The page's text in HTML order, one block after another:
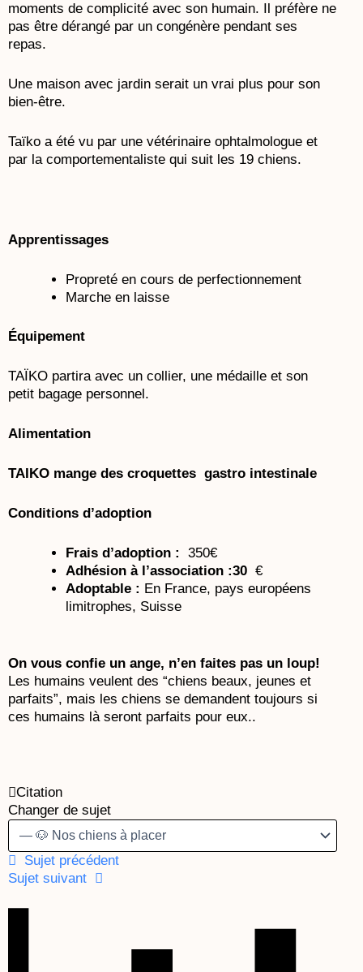
moments de complicité avec son humain. Il préfère ne
pas être dérangé par un congénère pendant ses
repas.
Une maison avec jardin serait un vrai plus pour son
bien-être.
Taïko a été vu par une vétérinaire ophtalmologue et
par la comportementaliste qui suit les 19 chiens.
Apprentissages
Propreté en cours de perfectionnement
Marche en laisse
Équipement
TAÏKO partira avec un collier, une médaille et son
petit bagage personnel.
Alimentation
TAIKO mange des croquettes gastro intestinale
Conditions d’adoption
Frais d’adoption :
350€
Adhésion à l’association :30 €
Adoptable : En France, pays européens
limitrophes, Suisse
On vous confie un ange, n’en faites pas un loup!
Les humains veulent des “chiens beaux, jeunes et
parfaits”, mais les chiens se demandent toujours si
ces humains là seront parfaits pour eux..
Citation
Changer de sujet
Sujet précédent
Sujet suivant